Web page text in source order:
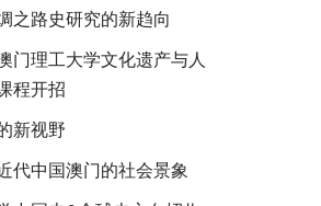
之路史研究的新趋向
门理工大学文化遗产与人
程开招
新视野
代中国澳门的社会景象